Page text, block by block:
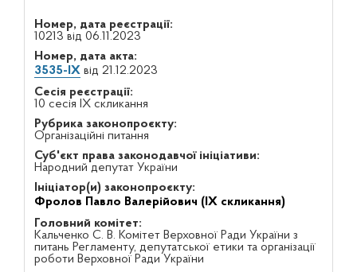
Номер, дата реєстрації:
10213 від 06.11.2023
Номер, дата акта:
3535-IXвід 21.12.2023
Сесія реєстрації:
10 сесія IX скликання
Рубрика законопроєкту:
Організаційні питання
Суб'єкт права законодавчої ініціативи:
Народний депутат України
Ініціатор(и) законопроєкту:
Фролов Павло Валерійович (IX скликання)
Головний комітет:
Кальченко С. В. Комітет Верховної Ради України з
питань Регламенту, депутатської етики та організації
роботи Верховної Ради України